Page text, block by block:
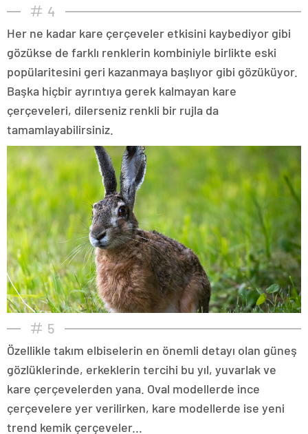
4
Her ne kadar kare çerçeveler etkisini kaybediyor gibi
gözükse de farklı renklerin kombiniyle birlikte eski
popülaritesini geri kazanmaya başlıyor gibi gözüküyor.
Başka hiçbir ayrıntıya gerek kalmayan kare
çerçeveleri, dilerseniz renkli bir rujla da
tamamlayabilirsiniz.
5
Özellikle takım elbiselerin en önemli detayı olan güneş
gözlüklerinde, erkeklerin tercihi bu yıl, yuvarlak ve
kare çerçevelerden yana. Oval modellerde ince
çerçevelere yer verilirken, kare modellerde ise yeni
trend kemik çerçeveler...